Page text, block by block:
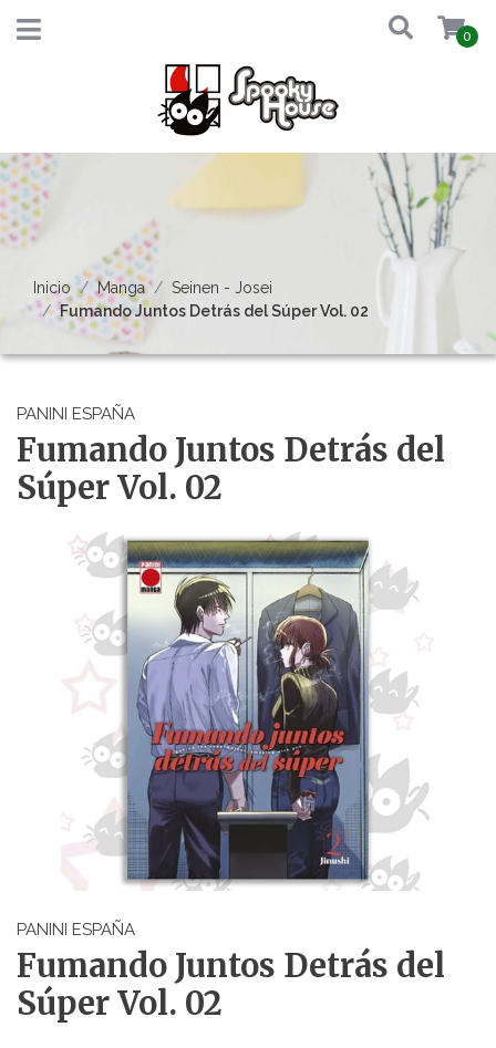
0
Inicio Manga
Seinen - Josei
Fumando Juntos Detrás del Súper Vol. 02
PANINI ESPAÑA
Fumando Juntos Detrás del
Súper Vol. 02
PANINI ESPAÑA
Fumando Juntos Detrás del
Súper Vol. 02